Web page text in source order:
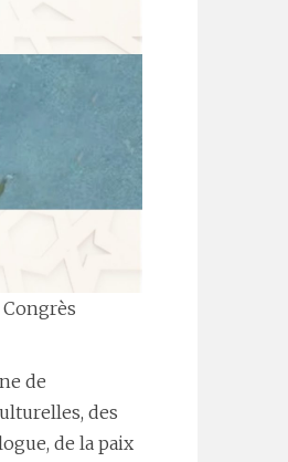
de
des
de la paix